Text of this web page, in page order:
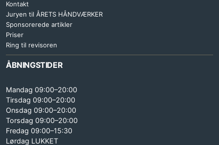
Kontakt
Juryen til ÅRETS HÅNDVÆRKER
Sponsorerede artikler
Priser
Ring til revisoren
ÅBNINGSTIDER
Mandag 09:00–20:00
Tirsdag 09:00–20:00
Onsdag 09:00–20:00
Torsdag 09:00–20:00
Fredag 09:00–15:30
Lørdag LUKKET